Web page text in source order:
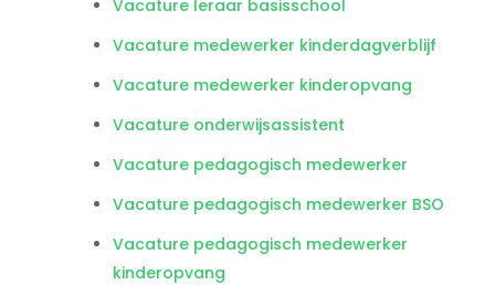
Vacature leraar basisschool
Vacature medewerker kinderdagverblijf
Vacature medewerker kinderopvang
Vacature onderwijsassistent
Vacature pedagogisch medewerker
Vacature pedagogisch medewerker BSO
Vacature pedagogisch medewerker
kinderopvang